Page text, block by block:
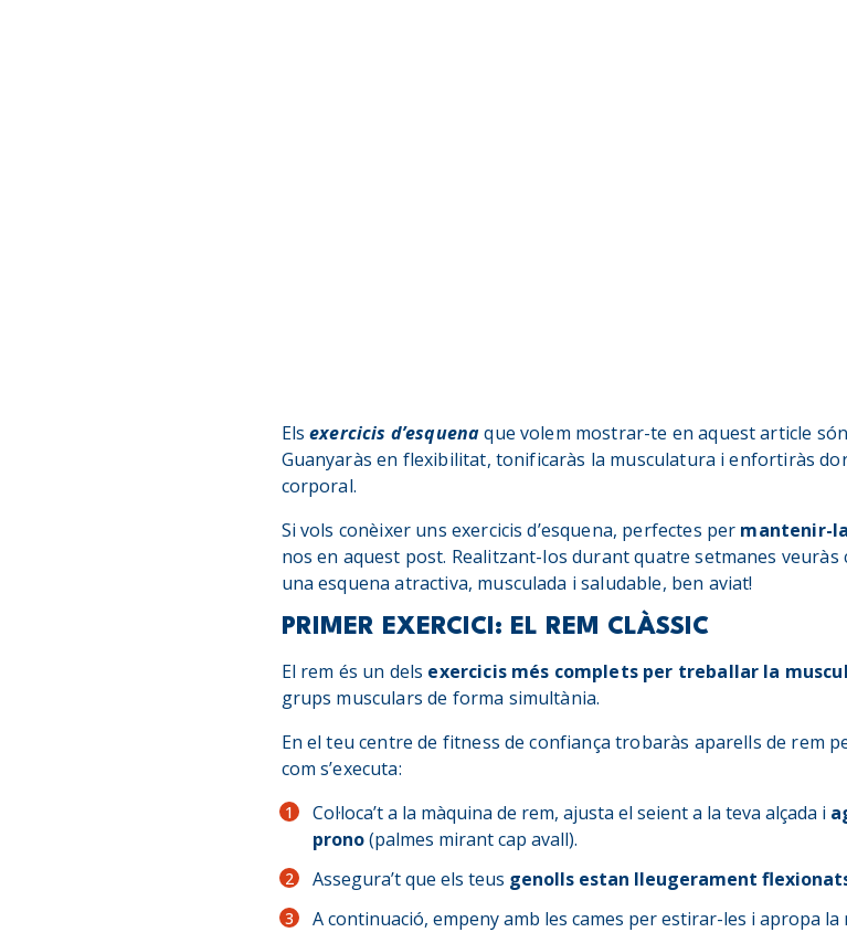
Elsexercicis d’esquenaque volem mostrar-te en aquest article
Guanyaràs en flexibilitat, tonificaràs la musculatura i enfortiràs
corporal.
Si vols conèixer uns exercicis d’esquena, perfectes per mantenir-
nos en aquest post. Realitzant-los durant quatre setmanes
una esquena atractiva, musculada i saludable, ben aviat!
PRIMER EXERCICI: EL REM CLÀSSIC
El rem és un dels exercicis més complets per treballar la
grups musculars de forma simultània.
En el teu centre de fitness de confiança trobaràs aparells de rem
com s’executa:
Col·loca’t a la màquina de rem, ajusta el seient a la teva alçada i
prono(palmes mirant cap avall).
Assegura’t que els teus genolls estan lleugerament
A continuació, empeny amb les cames per estirar-les i apropa la